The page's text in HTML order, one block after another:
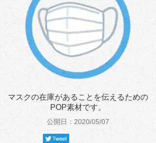
マスクの在庫があることを伝えるための
POP素材です。
公開日：2020/05/07